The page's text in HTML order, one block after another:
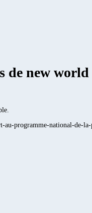
de new
au-programme-national-de-